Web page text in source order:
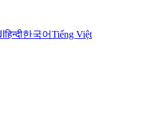
हिन्दी한국어Tiếng Việt